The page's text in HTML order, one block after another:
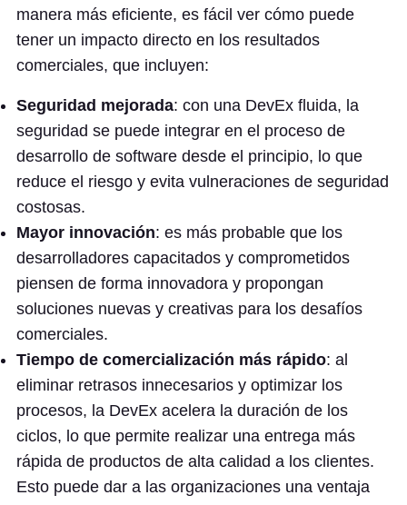
manera más eficiente, es fácil ver cómo puede
tener un impacto directo en los resultados
comerciales, que incluyen:
Seguridad mejorada: con una DevEx fluida, la
seguridad se puede integrar en el proceso de
desarrollo de software desde el principio, lo que
reduce el riesgo y evita vulneraciones de seguridad
costosas.
Mayor innovación: es más probable que los
desarrolladores capacitados y comprometidos
piensen de forma innovadora y propongan
soluciones nuevas y creativas para los desafíos
comerciales.
Tiempo de comercialización más rápido: al
eliminar retrasos innecesarios y optimizar los
procesos, la DevEx acelera la duración de los
ciclos, lo que permite realizar una entrega más
rápida de productos de alta calidad a los clientes.
Esto puede dar a las organizaciones una ventaja